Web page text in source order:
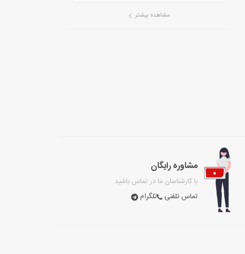
مشاهده بیشتر
مشاوره رایگان
با کارشناسان ما در تماس باشید
تماس تلفنی
تلگرام